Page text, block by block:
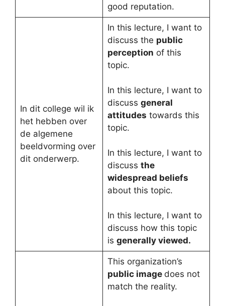
good reputation.
In dit college wil ik
het hebben over
de algemene
beeldvorming over
dit onderwerp.
In this lecture, I want to
discuss the public
perception of this
topic.
In this lecture, I want to
discuss general
attitudes towards this
topic.
In this lecture, I want to
discuss the
widespread beliefs
about this topic.
In this lecture, I want to
discuss how this topic
is generally viewed.
This organization’s
public image does not
match the reality.